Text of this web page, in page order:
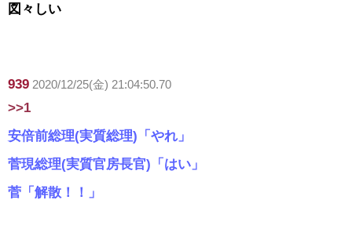
図々しい
939 2020/12/25(金) 21:04:50.70
>>1
安倍前総理(実質総理)「やれ」
菅現総理(実質官房長官)「はい」
菅「解散！！」